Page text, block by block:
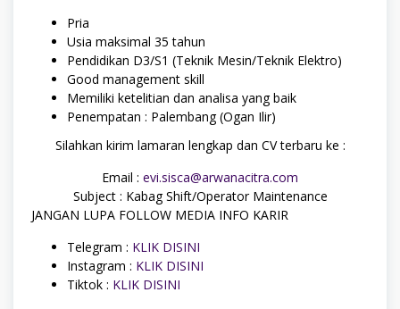
Pria
Usia maksimal 35 tahun
Pendidikan D3/S1 (Teknik Mesin/Teknik Elektro)
Good management skill
Memiliki ketelitian dan analisa yang baik
Penempatan : Palembang (Ogan Ilir)
Silahkan kirim lamaran lengkap dan CV terbaru ke :
Email : evi.sisca@arwanacitra.com
Subject : Kabag Shift/Operator Maintenance
JANGAN LUPA FOLLOW MEDIA INFO KARIR
Telegram : KLIK DISINI
Instagram : KLIK DISINI
Tiktok : KLIK DISINI